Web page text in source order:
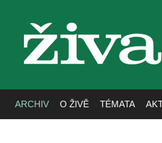
živa
ARCHIV O ŽIVĚ TÉMATA